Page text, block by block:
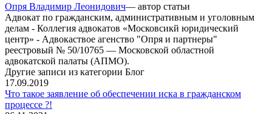
Опря Владимир Леонидович— автор статьи
Адвокат по гражданским, административным и уголовным
делам - Коллегия адвокатов «Московсикй юридический
центр» - Адвокаствое агенство "Опря и партнеры"
реестровый № 50/10765 — Московской областной
адвокатской палаты (АПМО).
Другие записи из категории Блог
17.09.2019
Что такое заявление об обеспечении иска в гражданском
процессе ?!